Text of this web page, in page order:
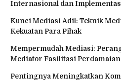
Internasional dan
Kunci Mediasi Adil: Teknik
Kekuatan Para Pihak
Mempermudah Mediasi:
Mediator Fasilitasi Perdamaian
Pentingnya Meningkatkan